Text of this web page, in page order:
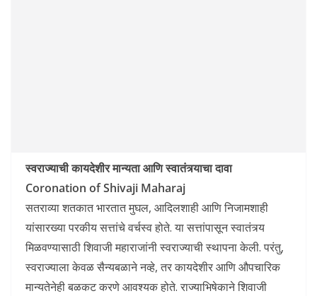
स्वराज्याची कायदेशीर मान्यता आणि स्वातंत्र्याचा दावा
Coronation of Shivaji Maharaj
सतराव्या शतकात भारतात मुघल, आदिलशाही आणि निजामशाही
यांसारख्या परकीय सत्तांचे वर्चस्व होते. या सत्तांपासून स्वातंत्र्य
मिळवण्यासाठी शिवाजी महाराजांनी स्वराज्याची स्थापना केली. परंतु,
स्वराज्याला केवळ सैन्यबळाने नव्हे, तर कायदेशीर आणि औपचारिक
मान्यतेनेही बळकट करणे आवश्यक होते. राज्याभिषेकाने शिवाजी